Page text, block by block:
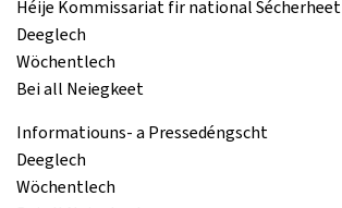
Héije Kommissariat fir national Sécherheet
Deeglech
Wöchentlech
Bei all Neiegkeet
Informatiouns- a Pressedéngscht
Deeglech
Wöchentlech